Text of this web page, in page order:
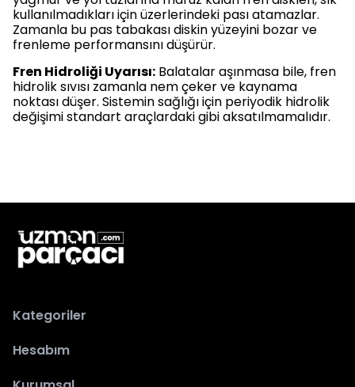
kullanılmadıkları için üzerlerindeki pası atamazlar.
Zamanla bu pas tabakası diskin yüzeyini bozar ve
frenleme performansını düşürür.
Fren Hidroliği Uyarısı: Balatalar aşınmasa bile, fren
hidrolik sıvısı zamanla nem çeker ve kaynama
noktası düşer. Sistemin sağlığı için periyodik hidrolik
değişimi standart araçlardaki gibi aksatılmamalıdır.
Kategoriler
Hesabım